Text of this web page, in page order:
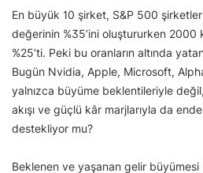
En büyük 10 şirket, S&P 500
değerinin %35’ini oluştururken 2000
%25’ti. Peki bu oranların altında
Bugün Nvidia, Apple, Microsoft,
yalnızca büyüme beklentileriyle
akışı ve güçlü kâr marjlarıyla da
destekliyor mu?
Beklenen ve yaşanan gelir büyümesi